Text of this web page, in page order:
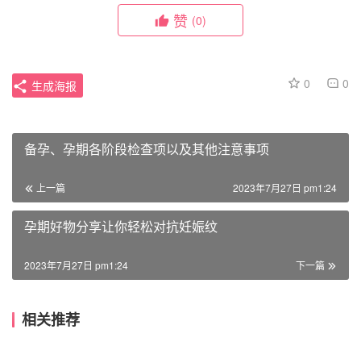
赞 (0)
0 0
生成海报
备孕、孕期各阶段检查项以及其他注意事项
上一篇 2023年7月27日 pm1:24
孕期好物分享让你轻松对抗妊娠纹
下一篇
2023年7月27日 pm1:24
相关推荐